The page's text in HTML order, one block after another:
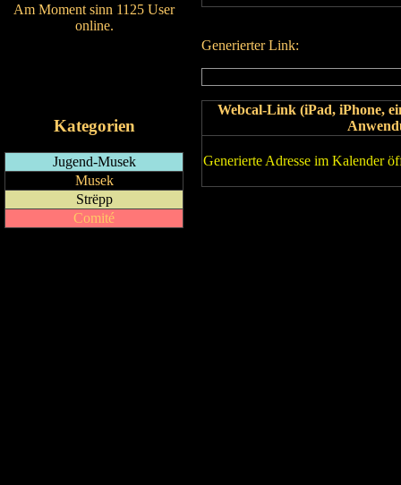
Am Moment sinn 1125 User
online.
Kategorien
Jugend-Musek
Musek
Strëpp
Comité
Generierter Link:
Webcal-Link (iPad, iPhone,
Generierte Adresse im Kalender